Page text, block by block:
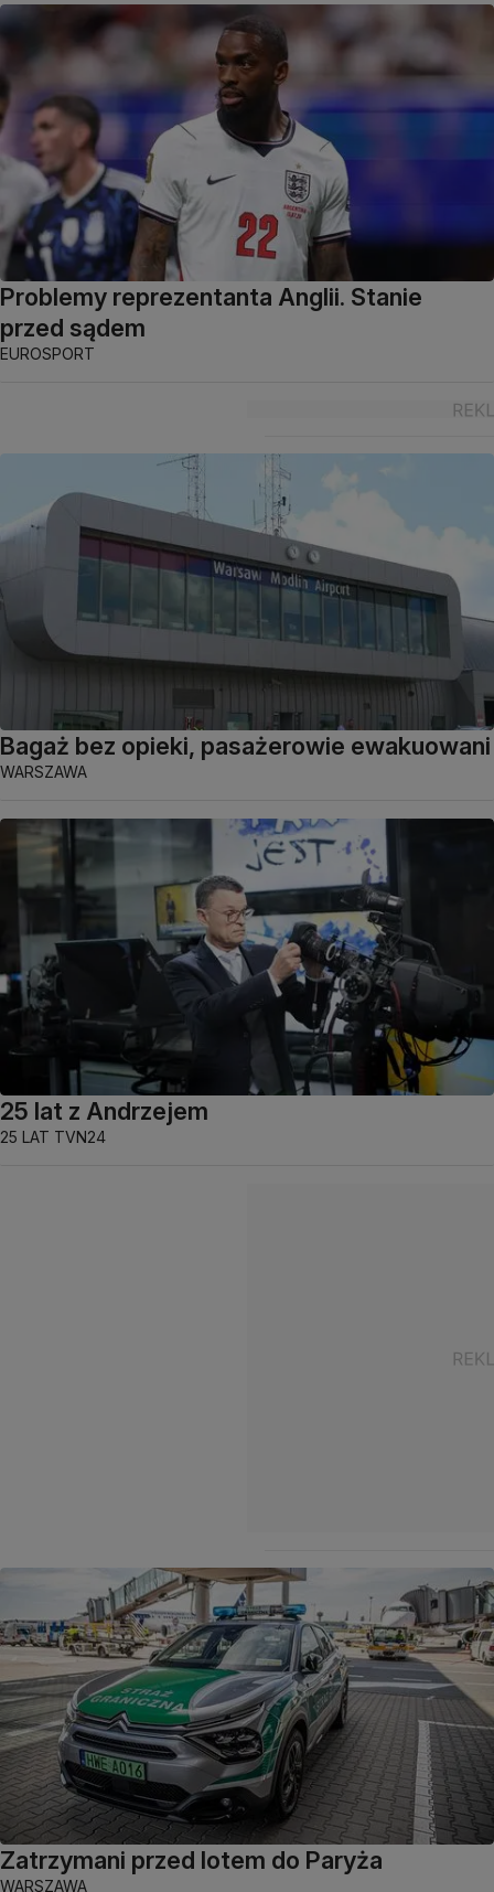
Problemy reprezentanta Anglii. Stanie
przed sądem
EUROSPORT
Bagaż bez opieki, pasażerowie ewakuowani
WARSZAWA
25 lat z Andrzejem
25 LAT TVN24
Zatrzymani przed lotem do Paryża
WARSZAWA